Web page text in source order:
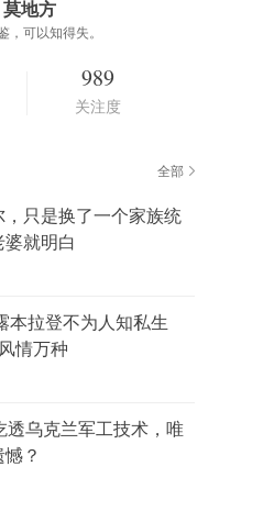
莫地方
，可以知得失。
989
关注度
全部
只是换了一个家族统
就明白
本拉登不为人知私生
情万种
透乌克兰军工技术，唯
？